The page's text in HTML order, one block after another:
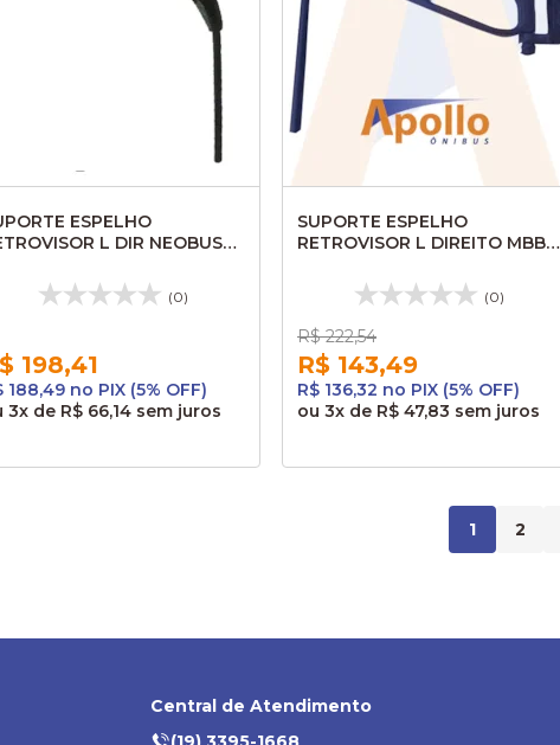
ESPELHO
L DIR NEOBUS
(0)
198,41
188,49 no PIX (5% OFF)
3x de R$ 66,14 sem juros
SUPORTE ESPELHO
RETROVISOR L DIREITO MBB
(0)
R$ 222,54
R$ 143,49
R$ 136,32 no PIX (5% OFF)
ou 3x de R$ 47,83 sem juros
1 2
Central de Atendimento